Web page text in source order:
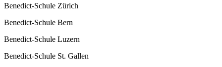
Benedict-Schule Zürich
Benedict-Schule Bern
Benedict-Schule Luzern
Benedict-Schule St. Gallen